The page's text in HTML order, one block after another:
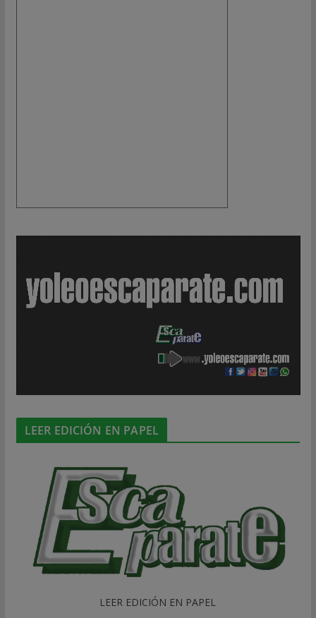
LEER EDICIÓN EN PAPEL
LEER EDICIÓN EN PAPEL